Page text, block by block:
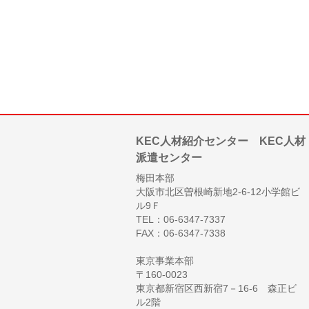
KEC人材紹介センター KEC人材
派遣センター
梅田本部
大阪市北区曽根崎新地2-6-12小学館ビ
ル9Ｆ
TEL：06-6347-7337
FAX：06-6347-7338
東京事業本部
〒160-0023
東京都新宿区西新宿7－16-6 森正ビ
ル2階